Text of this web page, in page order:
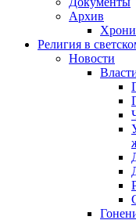
Архив
Религия в
Новости